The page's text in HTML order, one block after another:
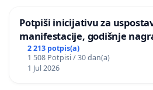
Potpiši inicijativu za
manifestacije, godišnje
javnog događaja „Edin
2 213 potpis(a)
1 508 Potpisi / 30 dan(a)
1 Jul 2026